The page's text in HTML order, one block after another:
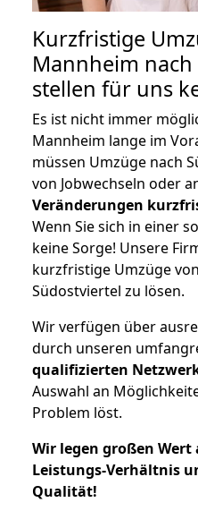
Kurzfristige
Mannheim
stellen für uns
Es ist nicht immer
Mannheim lange im
müssen Umzüge nach
von Jobwechseln oder
Veränderungen
Wenn Sie sich in einer
keine Sorge! Unsere
kurzfristige Umzüge
Südostviertel zu lösen.
Wir verfügen über
durch unseren
qualifizierten
Auswahl an
Problem löst.
Wir legen großen Wert
Leistungs-Verhältnis
Qualität!